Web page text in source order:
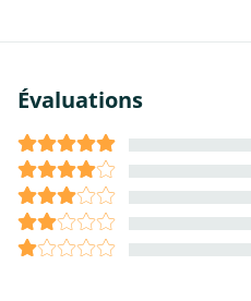
Évaluations